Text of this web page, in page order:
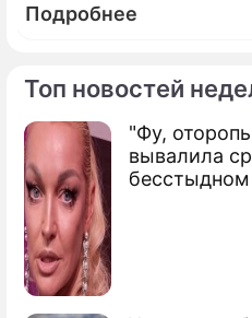
Топ новостей
"Фу,
вывалила
Подробнее
По теме